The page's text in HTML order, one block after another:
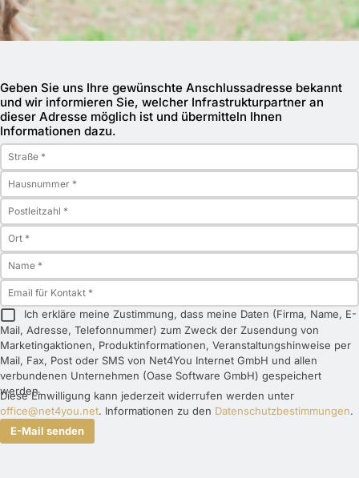
Geben Sie uns Ihre gewünschte Anschlussadresse bekannt
und wir informieren Sie, welcher Infrastrukturpartner an
dieser Adresse möglich ist und übermitteln Ihnen
Informationen dazu.
Ich erkläre meine Zustimmung, dass meine Daten (Firma, Name, E-
Mail, Adresse, Telefonnummer) zum Zweck der Zusendung von
Marketingaktionen, Produktinformationen, Veranstaltungshinweise per
Mail, Fax, Post oder SMS von Net4You Internet GmbH und allen
verbundenen Unternehmen (Oase Software GmbH) gespeichert
werden.
Diese Einwilligung kann jederzeit widerrufen werden unter
office@net4you.net. Informationen zu den Datenschutzbestimmungen.
E-Mail senden